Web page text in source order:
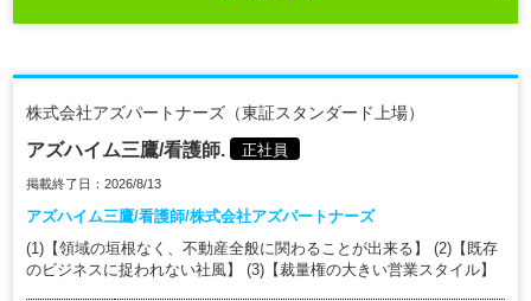
株式会社アズパートナーズ（東証スタンダード上場）
アズハイム三鷹/看護師. 正社員
掲載終了日：2026/8/13
アズハイム三鷹/看護師/株式会社アズパートナーズ
(1)【領域の垣根なく、不動産全般に関わることが出来る】 (2)【既存
のビジネスに捉われない社風】 (3)【裁量権の大きい営業スタイル】